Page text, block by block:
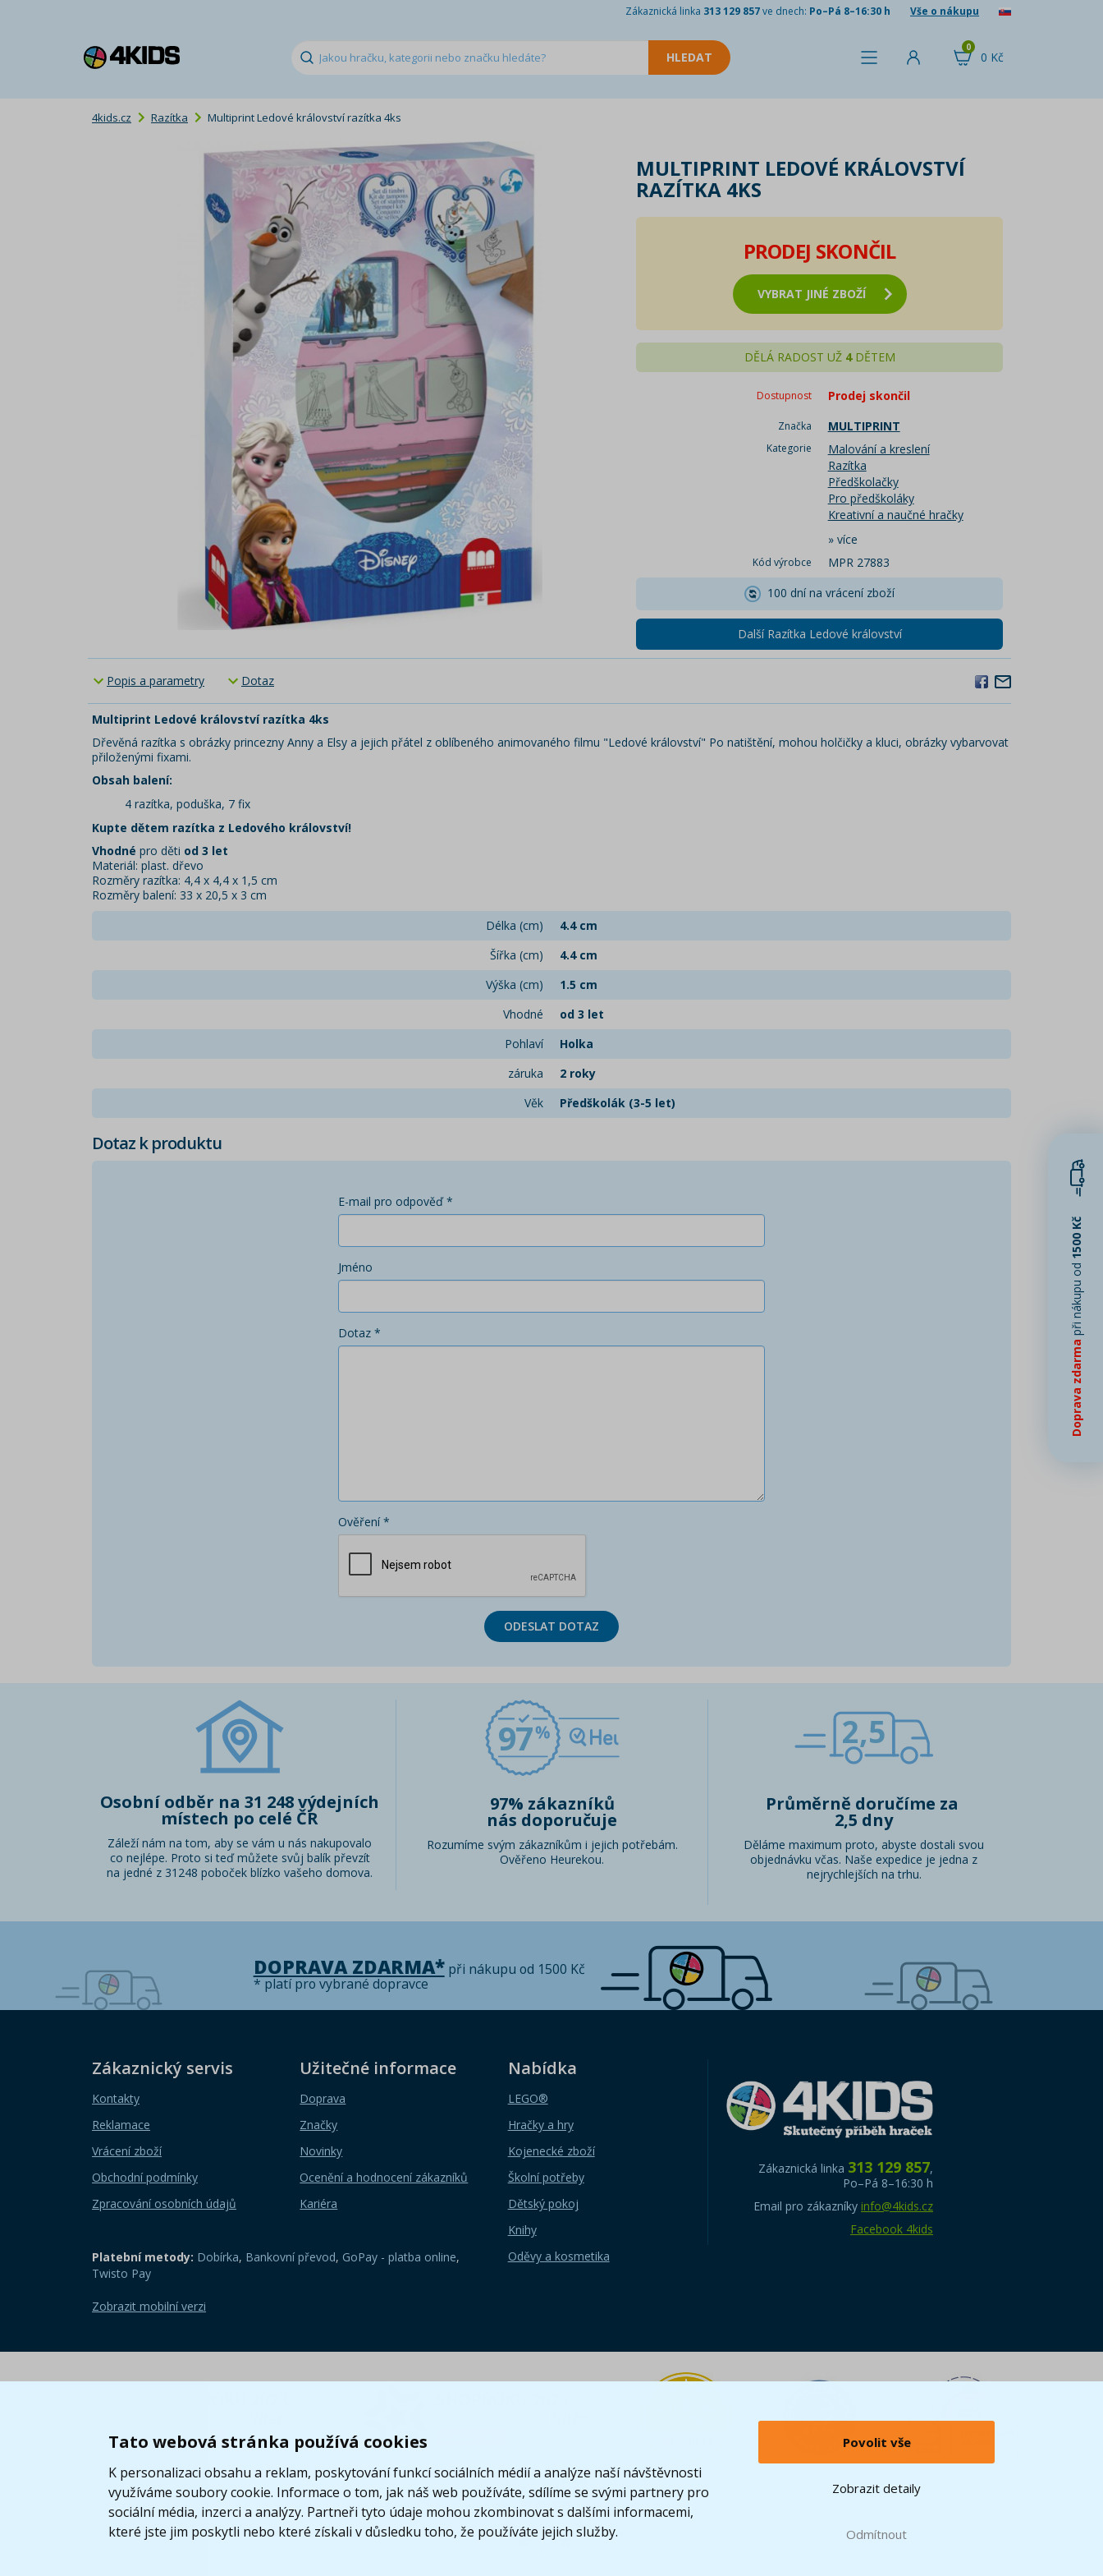
Tato webová stránka používá cookies
K personalizaci obsahu a reklam, poskytování funkcí sociálních médií a analýze naší návštěvnosti
využíváme soubory cookie. Informace o tom, jak náš web používáte, sdílíme se svými partnery pro
sociální média, inzerci a analýzy. Partneři tyto údaje mohou zkombinovat s dalšími informacemi,
které jste jim poskytli nebo které získali v důsledku toho, že používáte jejich služby.
Povolit vše
Zobrazit detaily
Odmítnout
Zákaznická linka 313 129 857ve dnech: Po–Pá 8–16:30 h Vše o nákupu
0 Kč
0
4kids.cz Razítka Multiprint Ledové království razítka 4ks
MULTIPRINT LEDOVÉ KRÁLOVSTVÍ
RAZÍTKA 4KS
PRODEJ SKONČIL
VYBRAT JINÉ ZBOŽÍ
DĚLÁ RADOST UŽ 4DĚTEM
Dostupnost Prodej skončil
Značka MULTIPRINT
Kategorie
Malování a kreslení
Razítka
Předškolačky
Pro předškoláky
Kreativní a naučné hračky
» více
Kód výrobce
MPR 27883
100 dní na vrácení zboží
Další Razítka Ledové království
Popis a parametry Dotaz
Multiprint Ledové království razítka 4ks
Dřevěná razítka s obrázky princezny Anny a Elsy a jejich přátel z oblíbeného animovaného filmu "Ledové království" Po natištění, mohou holčičky a kluci, obrázky vybarvovat
přiloženými fixami.
Obsah balení:
4 razítka, poduška, 7 fix
Kupte dětem razítka z Ledového království!
Vhodné pro děti od 3 let
Materiál: plast. dřevo
Rozměry razítka: 4,4 x 4,4 x 1,5 cm
Rozměry balení: 33 x 20,5 x 3 cm
Délka (cm)
4.4 cm
Šířka (cm)
4.4 cm
Výška (cm)
1.5 cm
Vhodné
od 3 let
Pohlaví
Holka
záruka
2 roky
Věk
Předškolák (3-5 let)
Dotaz k produktu
E-mail pro odpověď *
Jméno
Dotaz *
Ověření *
ODESLAT DOTAZ
Osobní odběr na 31 248 výdejních
místech po celé ČR
Záleží nám na tom, aby se vám u nás nakupovalo
co nejlépe. Proto si teď můžete svůj balík převzít
na jedné z 31248 poboček blízko vašeho domova.
97
97% zákazníků
nás doporučuje
Rozumíme svým zákazníkům i jejich potřebám.
Ověřeno Heurekou.
2,5
Průměrně doručíme za
2,5 dny
Děláme maximum proto, abyste dostali svou
objednávku včas. Naše expedice je jedna z
nejrychlejších na trhu.
DOPRAVA ZDARMA*při nákupu od 1500 Kč
* platí pro vybrané dopravce
Zákaznický servis
Kontakty
Reklamace
Vrácení zboží
Obchodní podmínky
Zpracování osobních údajů
Užitečné informace
Doprava
Značky
Novinky
Ocenění a hodnocení zákazníků
Kariéra
Nabídka
LEGO®
Hračky a hry
Kojenecké zboží
Školní potřeby
Dětský pokoj
Knihy
Oděvy a kosmetika
Platební metody: Dobírka, Bankovní převod, GoPay - platba online,
Twisto Pay
Zobrazit mobilní verzi
Zákaznická linka 313 129 857,
Po–Pá 8–16:30 h
Email pro zákazníky info@4kids.cz
Facebook 4kids
Doprava zdarma
při nákupu od
1500 Kč